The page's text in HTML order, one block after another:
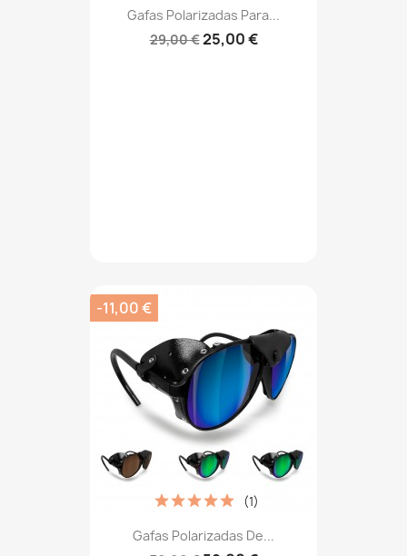
Gafas Polarizadas Para...
29,00 €25,00 €
Gafas Polarizadas De...
(1)
-11,00 €